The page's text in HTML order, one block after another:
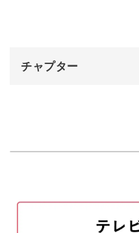
ジェルをたっぷりのせつ
チャプター
キルティングのデザ